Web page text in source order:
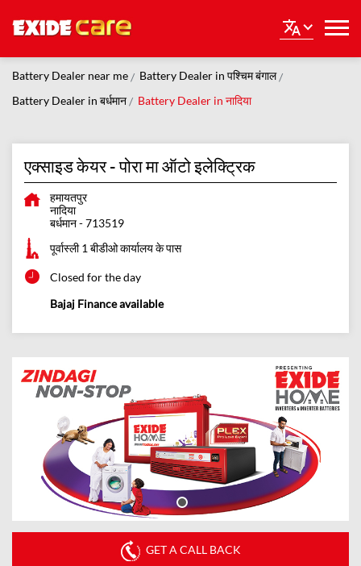
Battery Dealer near me
Battery Dealer in पश्चिम बंगाल
Battery Dealer in बर्धमान
Battery Dealer in नादिया
एक्साइड केयर - पोरा मा ऑटो इलेक्ट्रिक
हमायतपुर
नादिया
बर्धमान-713519
पूर्वास्ली 1 बीडीओ कार्यालय के पास
Closed for the day
Bajaj Finance available
GET A CALL BACK